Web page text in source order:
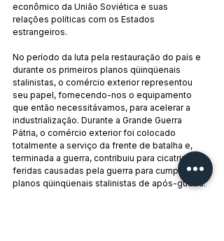
econômico da União Soviética e suas
relações políticas com os Estados
estrangeiros.
No período da luta pela restauração do país e
durante os primeiros planos qüinqüenais
stalinistas, o comércio exterior representou
seu papel, fornecendo-nos o equipamento
que então necessitávamos, para acelerar a
industrialização. Durante a Grande Guerra
Pátria, o comércio exterior foi colocado
totalmente a serviço da frente de batalha e,
terminada a guerra, contribuiu para cicatrizar as
feridas causadas pela guerra para cumprir os
planos qüinqüenais stalinistas de após-guerra.